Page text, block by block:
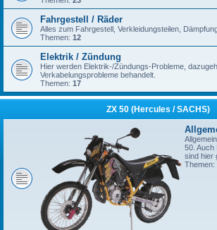
Fahrgestell / Räder
Alles zum Fahrgestell, Verkleidungsteilen,
Themen: 12
Elektrik / Zündung
Hier werden Elektrik-/Zündungs-Probleme,
Verkabelungsprobleme behandelt.
Themen: 17
ZX 50 (Hercules / SACHS)
50. Auch
sind hier
Themen: